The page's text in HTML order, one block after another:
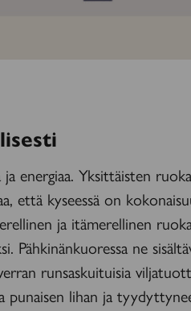
energiaa. Yksittäisten
että kyseessä on
ja itämerellinen
Pähkinänkuoressa ne
runsaskuituisia
punaisen lihan ja